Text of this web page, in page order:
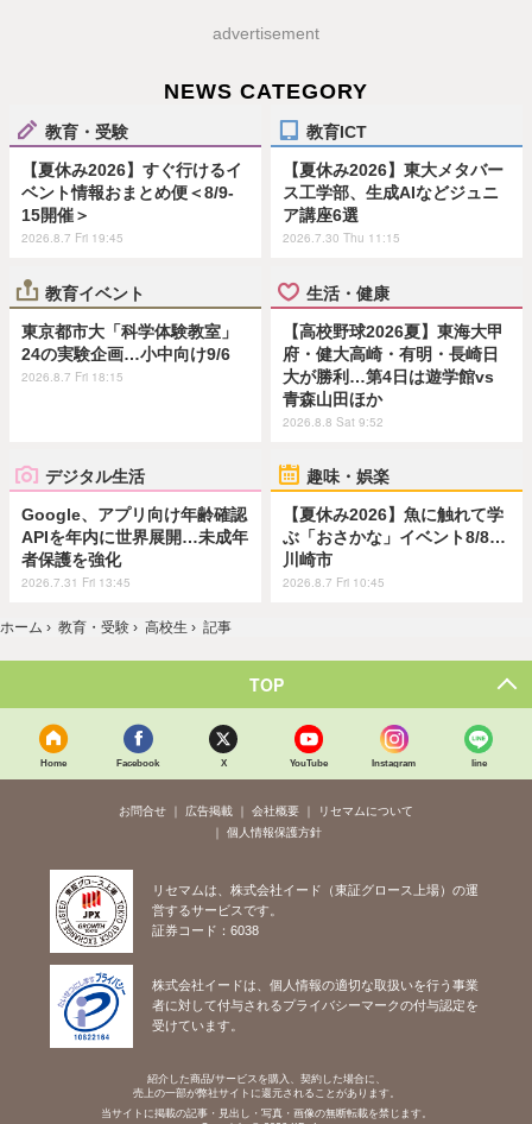
advertisement
NEWS CATEGORY
教育・受験
【夏休み2026】すぐ行けるイ
ベント情報おまとめ便＜8/9-
15開催＞
2026.8.7 Fri 19:45
教育ICT
【夏休み2026】東大メタバー
ス工学部、生成AIなどジュニ
ア講座6選
2026.7.30 Thu 11:15
教育イベント
東京都市大「科学体験教室」
24の実験企画…小中向け9/6
2026.8.7 Fri 18:15
生活・健康
【高校野球2026夏】東海大甲
府・健大高崎・有明・長崎日
大が勝利…第4日は遊学館vs
青森山田ほか
2026.8.8 Sat 9:52
デジタル生活
Google、アプリ向け年齢確認
APIを年内に世界展開…未成年
者保護を強化
2026.7.31 Fri 13:45
趣味・娯楽
【夏休み2026】魚に触れて学
ぶ「おさかな」イベント8/8…
川崎市
2026.8.7 Fri 10:45
ホーム › 教育・受験 › 高校生 › 記事
TOP
Home Facebook X YouTube Instagram line
お問合せ 広告掲載 会社概要
リセマムについて
個人情報保護方針
リセマムは、株式会社イード（東証グロース上場）の運
営するサービスです。
証券コード：6038
株式会社イードは、個人情報の適切な取扱いを行う事業
者に対して付与されるプライバシーマークの付与認定を
受けています。
紹介した商品/サービスを購入、契約した場合に、
売上の一部が弊社サイトに還元されることがあります。
当サイトに掲載の記事・見出し・写真・画像の無断転載を禁じます。